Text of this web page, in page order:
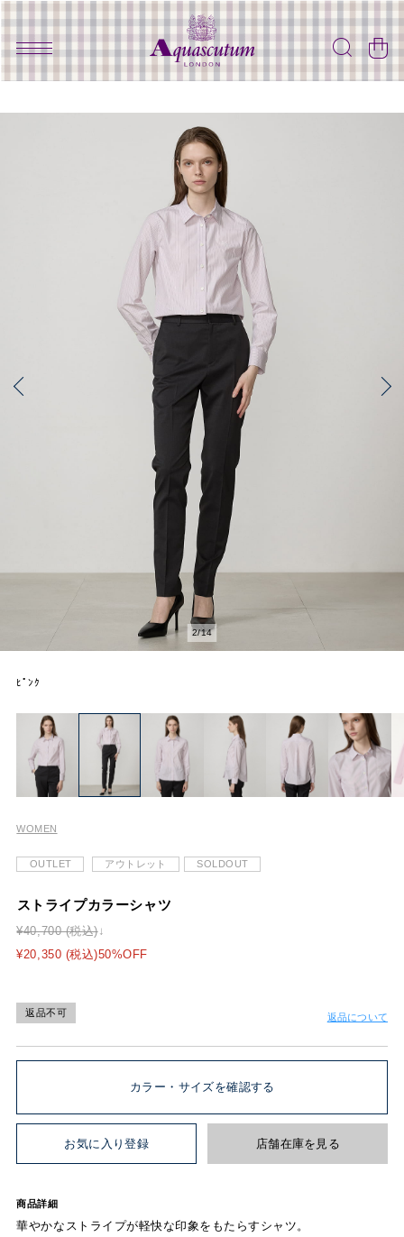
2/14
ﾋﾟﾝｸ
WOMEN
OUTLET アウトレット SOLDOUT
ストライプカラーシャツ
¥40,700 (税込)
¥20,350 (税込)50%OFF
返品不可 返品について
カラー・サイズを確認する
お気に入り登録 店舗在庫を見る
商品詳細
華やかなストライプが軽快な印象をもたらすシャツ。